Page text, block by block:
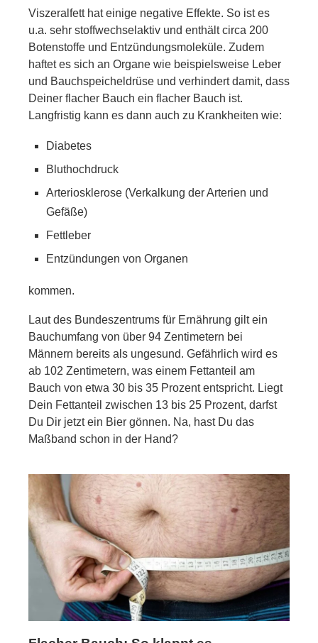
Viszeralfett hat einige negative Effekte. So ist es
u.a. sehr stoffwechselaktiv und enthält circa 200
Botenstoffe und Entzündungsmoleküle. Zudem
haftet es sich an Organe wie beispielsweise Leber
und Bauchspeicheldrüse und verhindert damit, dass
Deiner flacher Bauch ein flacher Bauch ist.
Langfristig kann es dann auch zu Krankheiten wie:
Diabetes
Bluthochdruck
Arteriosklerose (Verkalkung der Arterien und
Gefäße)
Fettleber
Entzündungen von Organen
kommen.
Laut des Bundeszentrums für Ernährung gilt ein
Bauchumfang von über 94 Zentimetern bei
Männern bereits als ungesund. Gefährlich wird es
ab 102 Zentimetern, was einem Fettanteil am
Bauch von etwa 30 bis 35 Prozent entspricht. Liegt
Dein Fettanteil zwischen 13 bis 25 Prozent, darfst
Du Dir jetzt ein Bier gönnen. Na, hast Du das
Maßband schon in der Hand?